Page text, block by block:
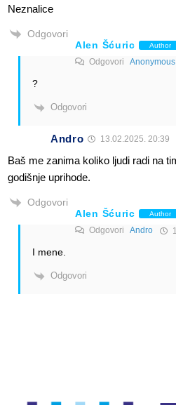
Neznalice
Odgovori
Alen Šćuric
Author
Odgovori Anonymous
?
Odgovori
Andro 13.02.2025. 20:39
Baš me zanima koliko ljudi radi na
godišnje uprihode.
Odgovori
Alen Šćuric
Author
Odgovori Andro
I mene.
Odgovori